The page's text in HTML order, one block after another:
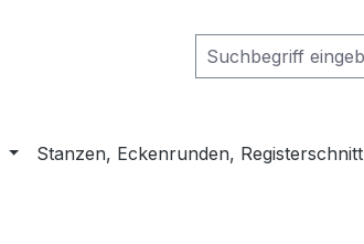
Stanzen, Eckenrunden, Registerschnitt